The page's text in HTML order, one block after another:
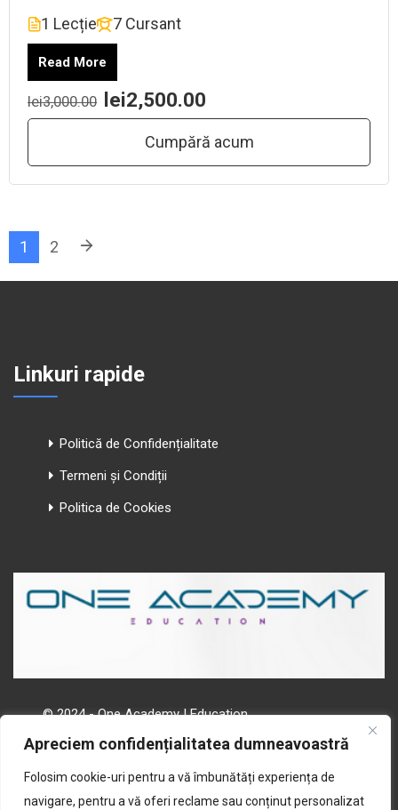
Apreciem confidențialitatea dumneavoastră
Folosim cookie-uri pentru a vă îmbunătăți experiența de
navigare, pentru a vă oferi reclame sau conținut personalizat
1 Lecție 7 Cursant
Read More
lei3,000.00 lei2,500.00
Cumpără acum
1 2
Linkuri rapide
Politică de Confidențialitate
Termeni și Condiții
Politica de Cookies
© 2024 - One Academy | Education